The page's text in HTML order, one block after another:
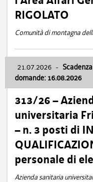
RIGOLATO
Comunità di montagna
21.07.2026 -
domande: 16.08.2026
313/26 –
universitaria
– n. 3 posti di
personale di
Azienda sanitaria